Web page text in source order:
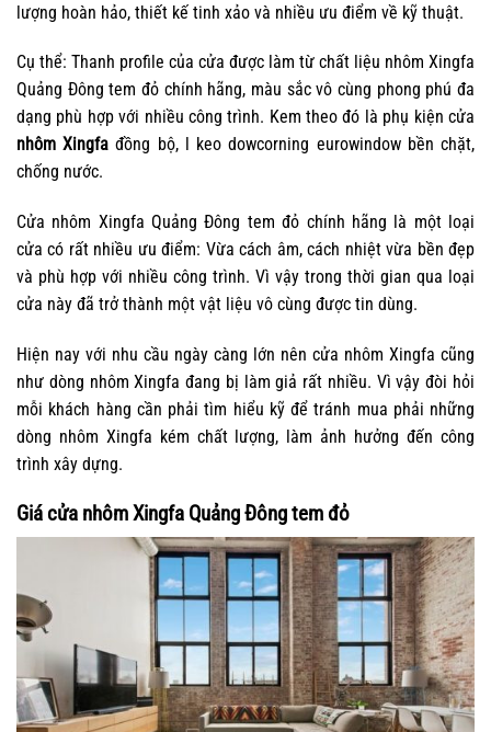
lượng hoàn hảo, thiết kế tinh xảo và nhiều ưu điểm về kỹ thuật.
Cụ thể: Thanh profile của cửa được làm từ chất liệu nhôm Xingfa
Quảng Đông tem đỏ chính hãng, màu sắc vô cùng phong phú đa
dạng phù hợp với nhiều công trình. Kem theo đó là phụ kiện cửa
nhôm Xingfa đồng bộ, l keo dowcorning eurowindow bền chặt,
chống nước.
Cửa nhôm Xingfa Quảng Đông tem đỏ chính hãng là một loại
cửa có rất nhiều ưu điểm: Vừa cách âm, cách nhiệt vừa bền đẹp
và phù hợp với nhiều công trình. Vì vậy trong thời gian qua loại
cửa này đã trở thành một vật liệu vô cùng được tin dùng.
Hiện nay với nhu cầu ngày càng lớn nên cửa nhôm Xingfa cũng
như dòng nhôm Xingfa đang bị làm giả rất nhiều. Vì vậy đòi hỏi
mỗi khách hàng cần phải tìm hiểu kỹ để tránh mua phải những
dòng nhôm Xingfa kém chất lượng, làm ảnh hưởng đến công
trình xây dựng.
Giá cửa nhôm Xingfa Quảng Đông tem đỏ